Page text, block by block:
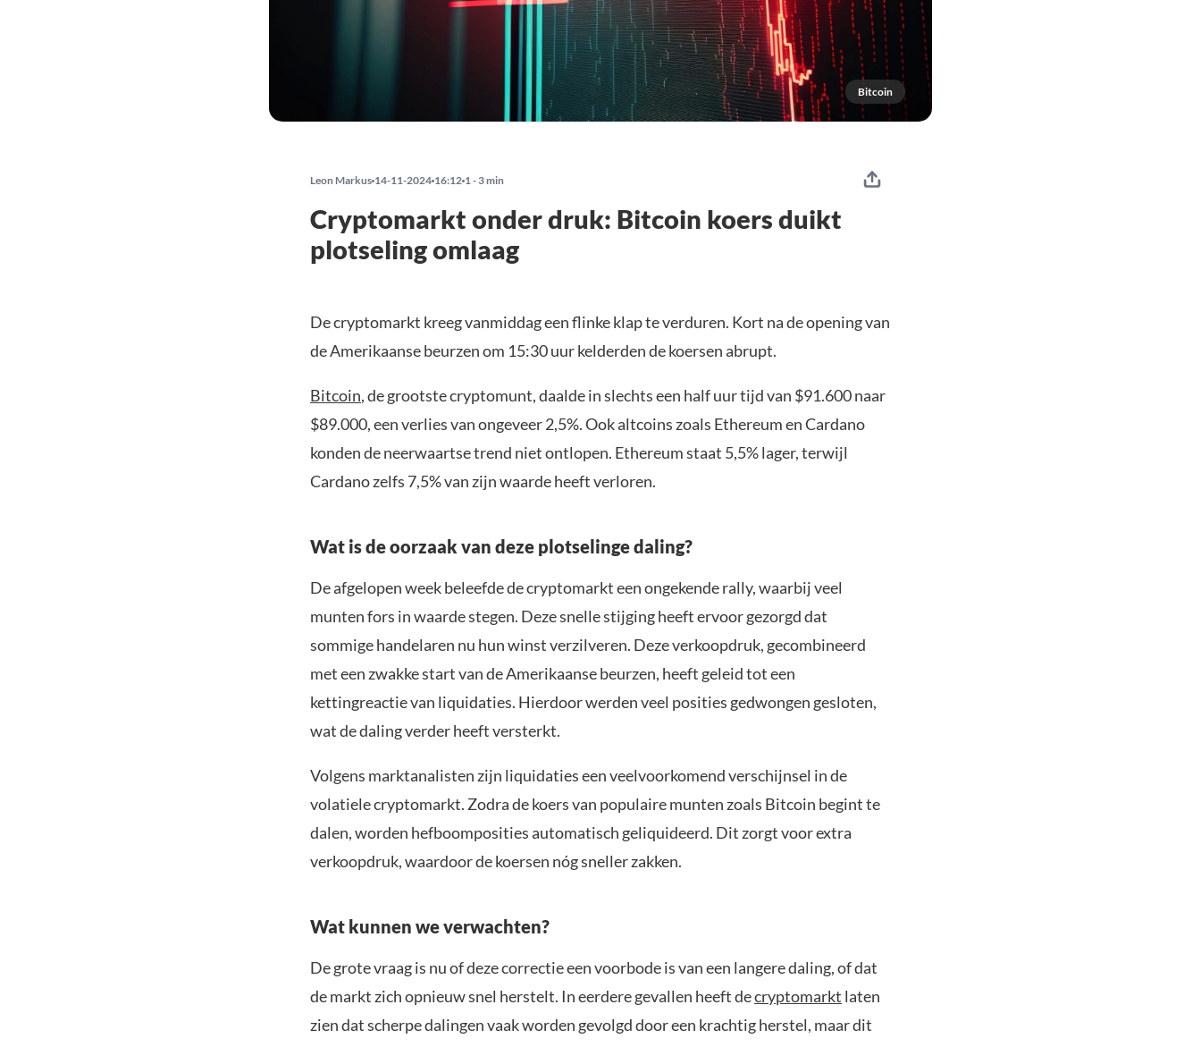
Bitcoin
Leon Markus 14-11-2024 16:12 1 - 3 min
Cryptomarkt onder druk: Bitcoin koers duikt
plotseling omlaag
De cryptomarkt kreeg vanmiddag een flinke klap te verduren. Kort na de opening van
de Amerikaanse beurzen om 15:30 uur kelderden de koersen abrupt.
Bitcoin, de grootste cryptomunt, daalde in slechts een half uur tijd van $91.600 naar
$89.000, een verlies van ongeveer 2,5%. Ook altcoins zoals Ethereum en Cardano
konden de neerwaartse trend niet ontlopen. Ethereum staat 5,5% lager, terwijl
Cardano zelfs 7,5% van zijn waarde heeft verloren.
Wat is de oorzaak van deze plotselinge daling?
De afgelopen week beleefde de cryptomarkt een ongekende rally, waarbij veel
munten fors in waarde stegen. Deze snelle stijging heeft ervoor gezorgd dat
sommige handelaren nu hun winst verzilveren. Deze verkoopdruk, gecombineerd
met een zwakke start van de Amerikaanse beurzen, heeft geleid tot een
kettingreactie van liquidaties. Hierdoor werden veel posities gedwongen gesloten,
wat de daling verder heeft versterkt.
Volgens marktanalisten zijn liquidaties een veelvoorkomend verschijnsel in de
volatiele cryptomarkt. Zodra de koers van populaire munten zoals Bitcoin begint te
dalen, worden hefboomposities automatisch geliquideerd. Dit zorgt voor extra
verkoopdruk, waardoor de koersen nóg sneller zakken.
Wat kunnen we verwachten?
De grote vraag is nu of deze correctie een voorbode is van een langere daling, of dat
de markt zich opnieuw snel herstelt. In eerdere gevallen heeft decryptomarkt laten
zien dat scherpe dalingen vaak worden gevolgd door een krachtig herstel, maar dit